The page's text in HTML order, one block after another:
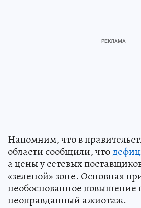
Напомним, что в
области сообщили, что
а цены у сетевых
«зеленой» зоне. Основная
необоснованное повышение
неоправданный ажиотаж.